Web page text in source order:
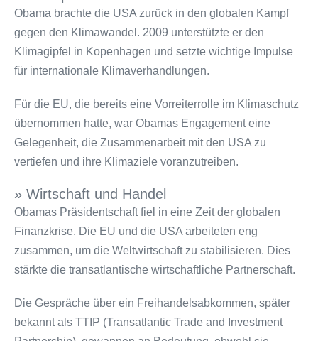
Obama brachte die USA zurück in den globalen Kampf
gegen den Klimawandel. 2009 unterstützte er den
Klimagipfel in Kopenhagen und setzte wichtige Impulse
für internationale Klimaverhandlungen.
Für die EU, die bereits eine Vorreiterrolle im Klimaschutz
übernommen hatte, war Obamas Engagement eine
Gelegenheit, die Zusammenarbeit mit den USA zu
vertiefen und ihre Klimaziele voranzutreiben.
» Wirtschaft und Handel
Obamas Präsidentschaft fiel in eine Zeit der globalen
Finanzkrise. Die EU und die USA arbeiteten eng
zusammen, um die Weltwirtschaft zu stabilisieren. Dies
stärkte die transatlantische wirtschaftliche Partnerschaft.
Die Gespräche über ein Freihandelsabkommen, später
bekannt als TTIP (Transatlantic Trade and Investment